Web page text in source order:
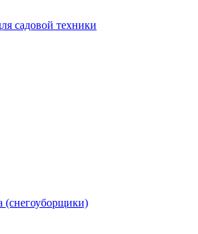
садовой техники
(снегоуборщики)